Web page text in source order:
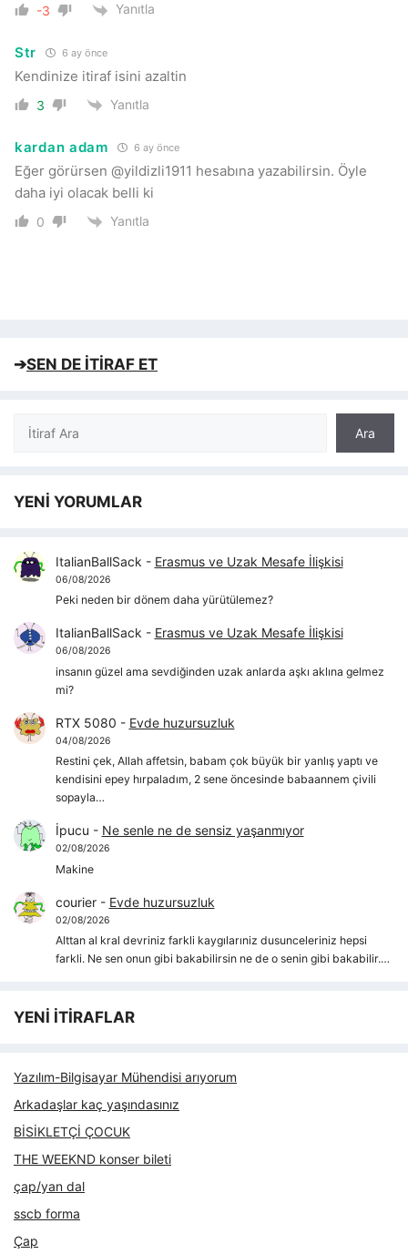
-3 Yanıtla
Str 6 ay önce
Kendinize itiraf isini azaltin
3 Yanıtla
kardan adam 6 ay önce
Eğer görürsen @yildizli1911 hesabına yazabilirsin. Öyle
daha iyi olacak belli ki
0 Yanıtla
➔SEN DE İTİRAF ET
Ara
Ara
YENİ YORUMLAR
ItalianBallSack - Erasmus ve Uzak Mesafe İlişkisi
06/08/2026
Peki neden bir dönem daha yürütülemez?
ItalianBallSack - Erasmus ve Uzak Mesafe İlişkisi
06/08/2026
insanın güzel ama sevdiğinden uzak anlarda aşkı aklına gelmez
mi?
RTX 5080 - Evde huzursuzluk
04/08/2026
Restini çek, Allah affetsin, babam çok büyük bir yanlış yaptı ve
kendisini epey hırpaladım, 2 sene öncesinde babaannem çivili
sopayla…
İpucu - Ne senle ne de sensiz yaşanmıyor
02/08/2026
Makine
courier- Evde huzursuzluk
02/08/2026
Alttan al kral devriniz farkli kaygılarıniz dusunceleriniz hepsi
farkli. Ne sen onun gibi bakabilirsin ne de o senin gibi bakabilir.…
YENİ İTİRAFLAR
Yazılım-Bilgisayar Mühendisi arıyorum
Arkadaşlar kaç yaşındasınız
BİSİKLETÇİ ÇOCUK
THE WEEKND konser bileti
çap/yan dal
sscb forma
Çap